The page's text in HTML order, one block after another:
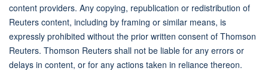
content providers. Any copying, republication or redistribution of
Reuters content, including by framing or similar means, is
expressly prohibited without the prior written consent of Thomson
Reuters. Thomson Reuters shall not be liable for any errors or
delays in content, or for any actions taken in reliance thereon.